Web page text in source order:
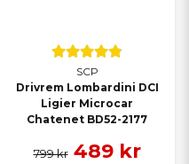
SCP
Drivrem Lombardini DCI
Ligier Microcar
Chatenet BD52-2177
799 kr 489 kr